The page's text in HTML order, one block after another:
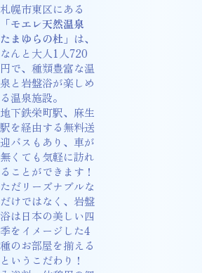
札幌市東区にある
「モエレ天然温泉
たまゆらの杜 」は、
なんと大人1人720
円で、種類豊富な温
泉と岩盤浴が楽しめ
る温泉施設。
地下鉄栄町駅、麻生
駅を経由する無料送
迎バスもあり、車が
無くても気軽に訪れ
ることができます！
ただリーズナブルな
だけではなく、岩盤
浴は日本の美しい四
季をイメージした4
種のお部屋を揃える
というこだわり！